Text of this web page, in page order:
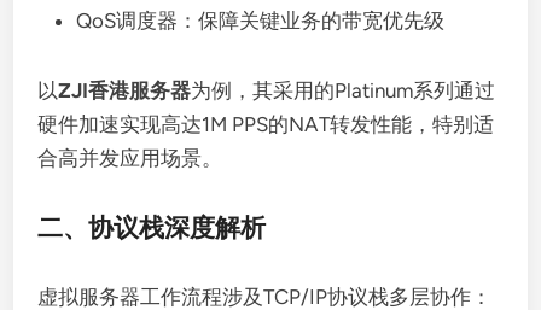
QoS调度器：保障关键业务的带宽优先级
以ZJI香港服务器为例，其采用的Platinum系列通过
硬件加速实现高达1M PPS的NAT转发性能，特别适
合高并发应用场景。
二、协议栈深度解析
虚拟服务器工作流程涉及TCP/IP协议栈多层协作：